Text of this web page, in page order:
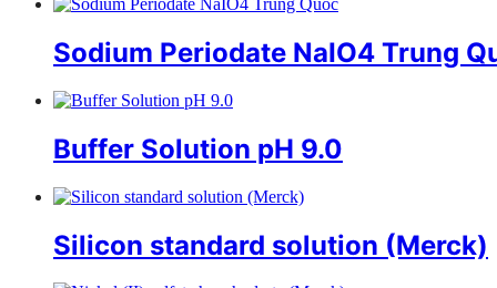
Sodium Periodate NaIO4 Trung
Buffer Solution pH 9.0
Silicon standard solution (Merck)